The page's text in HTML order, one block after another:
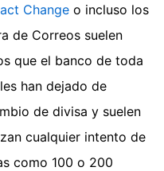
Change o incluso los
de Correos suelen
que el banco de toda
han dejado de
de divisa y suelen
cualquier intento de
como 100 o 200